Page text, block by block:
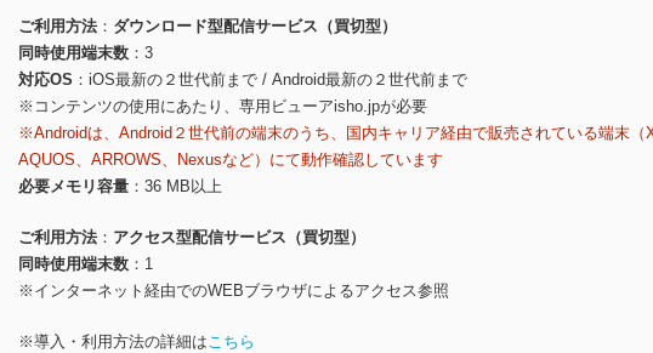
ご利用方法
ダウンロード型配信サービス（買切型）
同時使用端末数
3
対応OS
iOS最新の２世代前まで / Android最新の２世代前まで
※コンテンツの使用にあたり、専用ビューアisho.jpが必要
※Androidは、Android２世代前の端末のうち、国内キャリア経由で販売されている端末（
AQUOS、ARROWS、Nexusなど）にて動作確認しています
必要メモリ容量
36 MB以上
ご利用方法
アクセス型配信サービス（買切型）
同時使用端末数
1
※インターネット経由でのWEBブラウザによるアクセス参照
※導入・利用方法の詳細はこちら